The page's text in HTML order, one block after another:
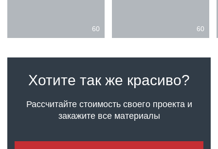
60 60
Хотите так же красиво?
Рассчитайте стоимость своего проектаи
закажите все материалы